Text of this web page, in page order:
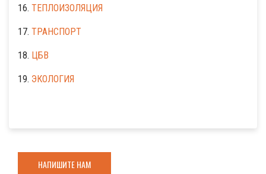
16. ТЕПЛОИЗОЛЯЦИЯ
17. ТРАНСПОРТ
18. ЦБВ
19. ЭКОЛОГИЯ
НАПИШИТЕ НАМ